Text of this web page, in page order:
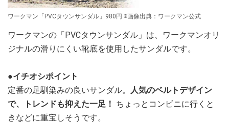
ワークマン「PVCタウンサンダル」980円 ※画像出典：ワークマン公式
ワークマンの「PVCタウンサンダル」は、ワークマンオリ
ジナルの滑りにくい靴底を使用したサンダルです。
●イチオシポイント
定番の足馴染みの良いサンダル。
人気のベルトデザイン
で、トレンドも抑えた一足！ ちょっとコンビニに行くと
きなどに重宝しそうです。